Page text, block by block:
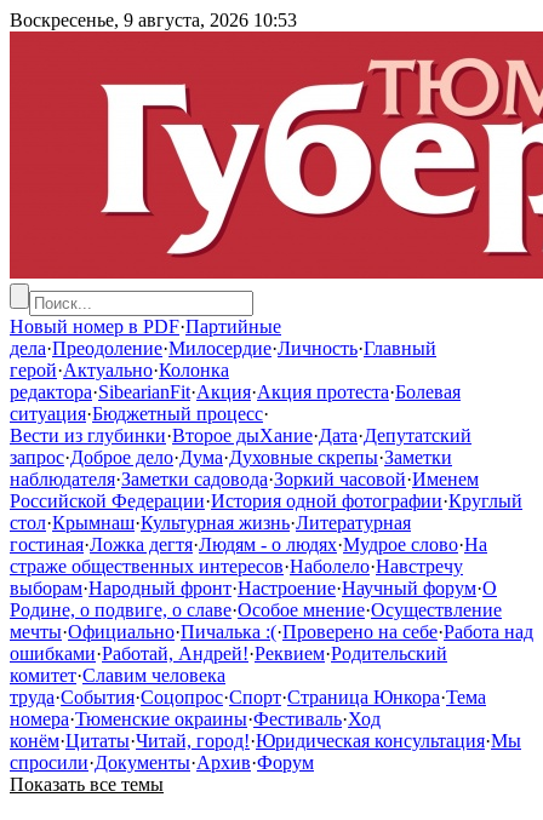
Воскресенье, 9 августа, 2026 10:53
Новый номер в PDF·Партийные
дела·Преодоление·Милосердие·Личность·Главный
герой·Актуально·Колонка
редактора·SibearianFit·Акция·Акция протеста·Болевая
ситуация·Бюджетный процесс·
Вести из глубинки·Второе дыХание·Дата·Депутатский
запрос·Доброе дело·Дума·Духовные скрепы·Заметки
наблюдателя·Заметки садовода·Зоркий часовой·Именем
Российской Федерации·История одной фотографии·Круглый
стол·Крымнаш·Культурная жизнь·Литературная
гостиная·Ложка дегтя·Людям - о людях·Мудрое слово·На
страже общественных интересов·Наболело·Навстречу
выборам·Народный фронт·Настроение·Научный форум·О
Родине, о подвиге, о славе·Особое мнение·Осуществление
мечты·Официально·Пичалька :(·Проверено на себе·Работа над
ошибками·Работай, Андрей!·Реквием·Родительский
комитет·Славим человека
труда·События·Соцопрос·Спорт·Страница Юнкора·Тема
номера·Тюменские окраины·Фестиваль·Ход
конём·Цитаты·Читай, город!·Юридическая консультация·Мы
спросили·Документы·Архив·Форум
Показать все темы